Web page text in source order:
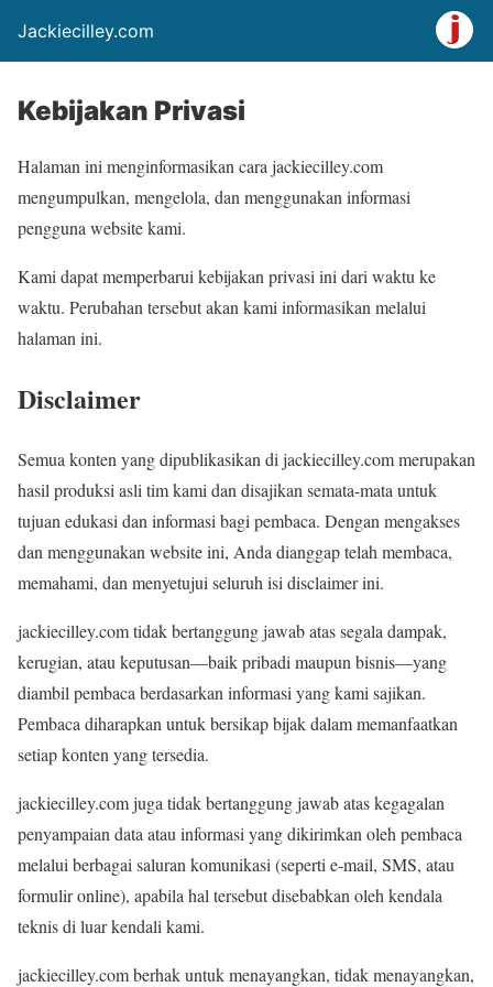
Jackiecilley.com
Kebijakan Privasi
Halaman ini menginformasikan cara jackiecilley.com
mengumpulkan, mengelola, dan menggunakan informasi
pengguna website kami.
Kami dapat memperbarui kebijakan privasi ini dari waktu ke
waktu. Perubahan tersebut akan kami informasikan melalui
halaman ini.
Disclaimer
Semua konten yang dipublikasikan di jackiecilley.com merupakan
hasil produksi asli tim kami dan disajikan semata-mata untuk
tujuan edukasi dan informasi bagi pembaca. Dengan mengakses
dan menggunakan website ini, Anda dianggap telah membaca,
memahami, dan menyetujui seluruh isi disclaimer ini.
jackiecilley.com tidak bertanggung jawab atas segala dampak,
kerugian, atau keputusan—baik pribadi maupun bisnis—yang
diambil pembaca berdasarkan informasi yang kami sajikan.
Pembaca diharapkan untuk bersikap bijak dalam memanfaatkan
setiap konten yang tersedia.
jackiecilley.com juga tidak bertanggung jawab atas kegagalan
penyampaian data atau informasi yang dikirimkan oleh pembaca
melalui berbagai saluran komunikasi (seperti e-mail, SMS, atau
formulir online), apabila hal tersebut disebabkan oleh kendala
teknis di luar kendali kami.
jackiecilley.com berhak untuk menayangkan, tidak menayangkan,